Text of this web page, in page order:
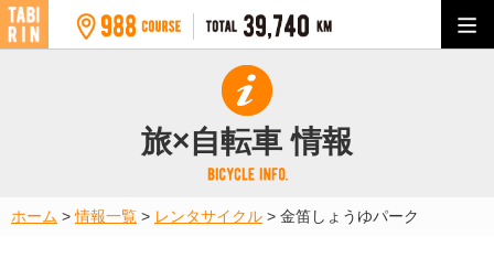
旅×自転車 情報
ホーム >情報一覧 > レンタサイクル > 金笛しょうゆパーク